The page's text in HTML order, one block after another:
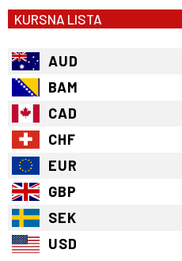
KURSNA LISTA
AUD
BAM
CAD
CHF
EUR
GBP
SEK
USD